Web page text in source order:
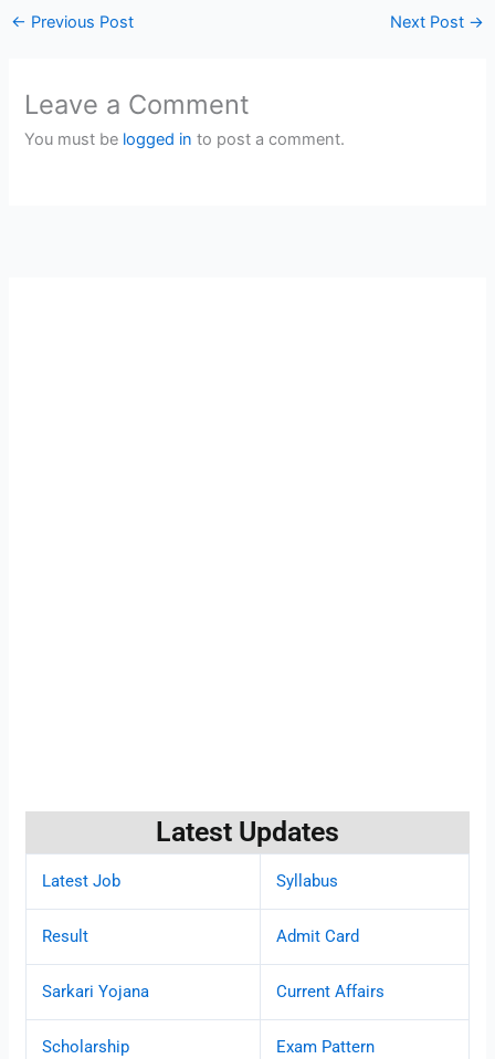
← Previous Post Next Post →
Leave a Comment
You must be logged in to post a comment.
Latest Updates
Latest Job Syllabus
Result Admit Card
Sarkari Yojana Current Affairs
Scholarship Exam Pattern